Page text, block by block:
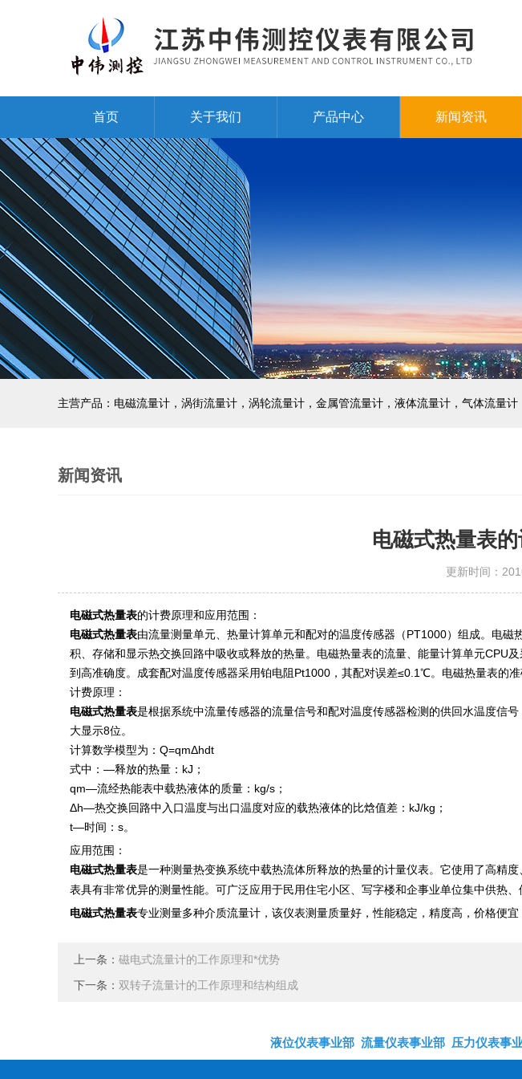
首页 关于我们 产品中心 新闻资讯
主营产品：电磁流量计，涡街流量计，涡轮流量计，金属管流量计，液体流量计，气体流量计
新闻资讯
电磁式热量表
更新时间：
电磁式热量表的计费原理和应用范围：
电磁式热量表由流量测量单元、热量计算单元和配对的温度传感器（PT1000）组成。电
积、存储和显示热交换回路中吸收或释放的热量。电磁热量表的流量、能量计算单元CPU
到高准确度。成套配对温度传感器采用铂电阻Pt1000，其配对误差≤0.1℃。电磁热量表的准
计费原理：
电磁式热量表是根据系统中流量传感器的流量信号和配对温度传感器检测的供回水温度信
大显示8位。
计算数学模型为：Q=qmΔhdt
式中：—释放的热量：kJ；
qm—流经热能表中载热液体的质量：kg/s；
Δh—热交换回路中入口温度与出口温度对应的载热液体的比焓值差：kJ/kg；
t—时间：s。
应用范围：
电磁式热量表是一种测量热变换系统中载热流体所释放的热量的计量仪表。它使用了高精
表具有非常优异的测量性能。可广泛应用于民用住宅小区、写字楼和企事业单位集中供热、
电磁式热量表专业测量多种介质流量计，该仪表测量质量好，性能稳定，精度高，价格便
上一条： 磁电式流量计的工作原理和*优势
下一条： 双转子流量计的工作原理和结构组成
液位仪表事业部 流量仪表事业部 压力仪表事